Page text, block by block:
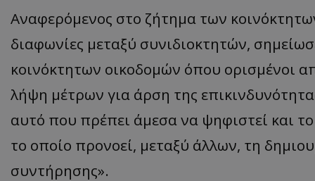
Αναφερόμενος στο ζήτημα των
διαφωνίες μεταξύ συνιδιοκτητών,
κοινόκτητων οικοδομών όπου ορισμένοι
λήψη μέτρων για άρση της
αυτό που πρέπει άμεσα να ψηφιστεί και το
το οποίο προνοεί, μεταξύ άλλων, τη
συντήρησης».
__cf_bm